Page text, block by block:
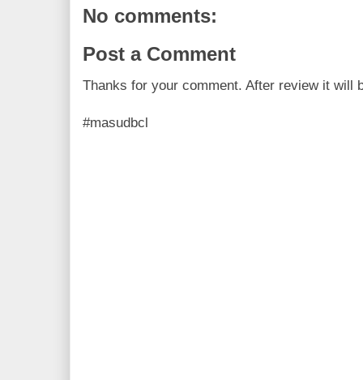
k
s
t
No comments:
Post a Comment
Thanks for your comment. After review it will
#masudbcl